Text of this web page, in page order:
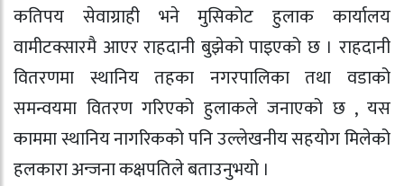
कतिपय सेवाग्राही भने मुसिकोट हुलाक कार्यालय
वामीटक्सारमै आएर राहदानी बुझेको पाइएको छ । राहदानी
वितरणमा स्थानिय तहका नगरपालिका तथा वडाको
समन्वयमा वितरण गरिएको हुलाकले जनाएको छ , यस
काममा स्थानिय नागरिकको पनि उल्लेखनीय सहयोग मिलेको
हलकारा अन्जना कक्षपतिले बताउनुभयो ।